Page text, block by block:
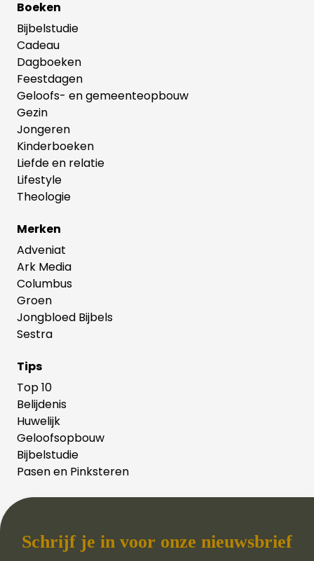
Boeken
Bijbelstudie
Cadeau
Dagboeken
Feestdagen
Geloofs- en gemeenteopbouw
Gezin
Jongeren
Kinderboeken
Liefde en relatie
Lifestyle
Theologie
Merken
Adveniat
Ark Media
Columbus
Groen
Jongbloed Bijbels
Sestra
Tips
Top 10
Belijdenis
Huwelijk
Geloofsopbouw
Bijbelstudie
Pasen en Pinksteren
Schrijf je in voor onze nieuwsbrief